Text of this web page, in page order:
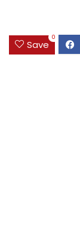
Save
0